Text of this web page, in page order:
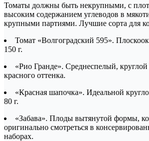
Томаты должны быть некрупными, с
высоким содержанием углеводов в
крупными партиями. Лучшие сорта для
Томат «Волгоградский 595».
150 г.
«Рио Гранде». Среднеспелый,
красного оттенка.
«Красная шапочка». Идеальной
80 г.
«Забава». Плоды вытянутой формы,
оригинально смотреться в
наборах.